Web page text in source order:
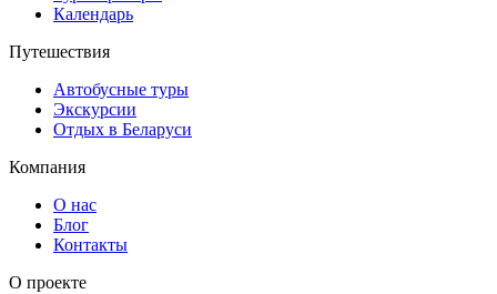
Календарь
Путешествия
Автобусные туры
Экскурсии
Отдых в Беларуси
Компания
О нас
Блог
Контакты
О проекте